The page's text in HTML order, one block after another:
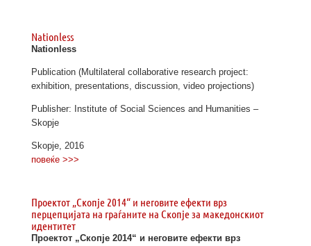
Nationless
Nationless
Publication (Multilateral collaborative research project:
exhibition, presentations, discussion, video projections)
Publisher: Institute of Social Sciences and Humanities –
Skopje
Skopje, 2016
повеќе >>>
Проектот „Скопје 2014“ и неговите ефекти врз
перцепцијата на граѓаните на Скопје за македонскиот
идентитет
Проектот „Скопје 2014“ и неговите ефекти врз